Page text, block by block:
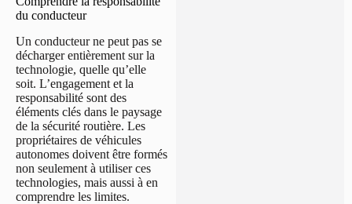
du conducteur
Un conducteur ne peut pas se
décharger entièrement sur la
technologie, quelle qu’elle
soit. L’engagement et la
responsabilité sont des
éléments clés dans le paysage
de la sécurité routière. Les
propriétaires de véhicules
autonomes doivent être formés
non seulement à utiliser ces
technologies, mais aussi à en
comprendre les limites.